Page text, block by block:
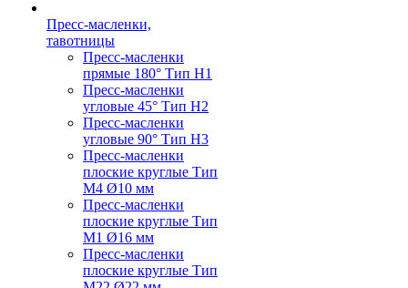
Пресс-масленки,
тавотницы
Пресс-масленки
прямые 180° Тип H1
Пресс-масленки
угловые 45° Тип H2
Пресс-масленки
угловые 90° Тип H3
Пресс-масленки
плоские круглые Тип
M4 Ø10 мм
Пресс-масленки
плоские круглые Тип
M1 Ø16 мм
Пресс-масленки
плоские круглые Тип